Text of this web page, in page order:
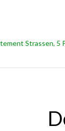
Strassen, 5